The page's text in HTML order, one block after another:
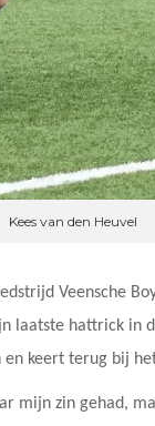
Kees van den Heuvel
Veensche
laatste hattrick in
en keert terug bij
mijn zin gehad,